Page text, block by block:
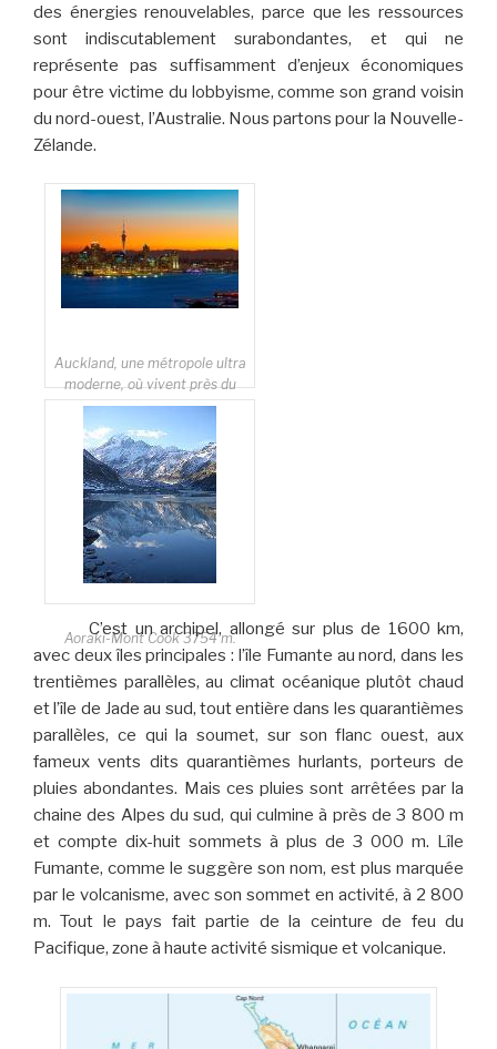
des énergies renouvelables, parce que les ressources
sont indiscutablement surabondantes, et qui ne
représente pas suffisamment d’enjeux économiques
pour être victime du lobbyisme, comme son grand voisin
du nord-ouest, l’Australie. Nous partons pour la Nouvelle-
Zélande.
Auckland, une métropole ultra
moderne, où vivent près du
tiers des néo-zélandais.
Aoraki-Mont Cook 3754 m.
C’est un archipel, allongé sur plus de 1600 km,
avec deux îles principales : l’île Fumante au nord, dans les
trentièmes parallèles, au climat océanique plutôt chaud
et l’île de Jade au sud, tout entière dans les quarantièmes
parallèles, ce qui la soumet, sur son flanc ouest, aux
fameux vents dits quarantièmes hurlants, porteurs de
pluies abondantes. Mais ces pluies sont arrêtées par la
chaine des Alpes du sud, qui culmine à près de 3 800 m
et compte dix-huit sommets à plus de 3 000 m. Lîle
Fumante, comme le suggère son nom, est plus marquée
par le volcanisme, avec son sommet en activité, à 2 800
m. Tout le pays fait partie de la ceinture de feu du
Pacifique, zone à haute activité sismique et volcanique.